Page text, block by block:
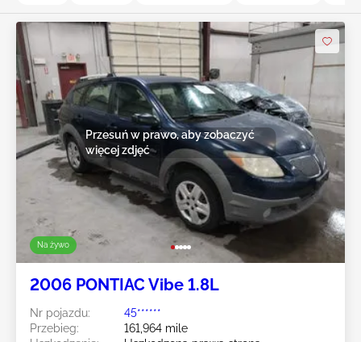
Na żywo
Przesuń w prawo, aby zobaczyć
więcej zdjęć
2006 PONTIAC Vibe 1.8L
Nr pojazdu:
45******
Przebieg:
161,964 mile